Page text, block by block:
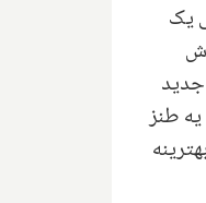
یک
طنز